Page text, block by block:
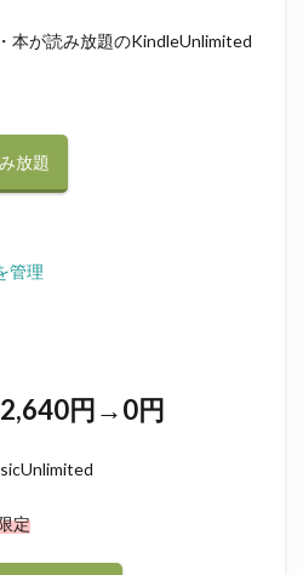
本が読み放題のKindleUnlimited
放題
管理
2,640円→0円
定